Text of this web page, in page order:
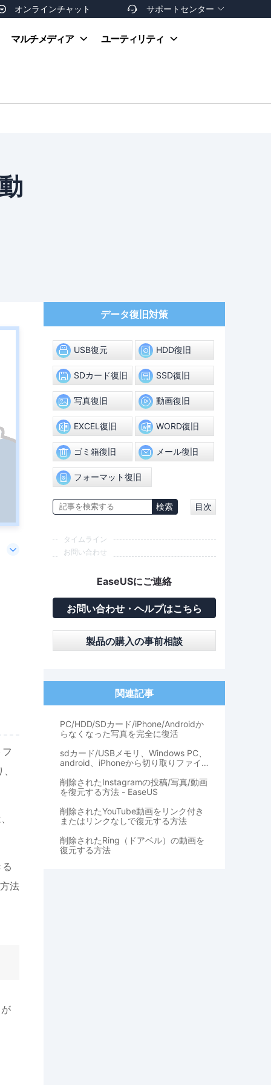
オンラインチャット  サポートセンター 
お支払い方法
マルチメディア ユーティリティ
法
データ復旧対策
USB復元 HDD復旧
SDカード復旧 SSD復旧
写真復旧 動画復旧
EXCEL復旧 WORD復旧
ゴミ箱復旧 メール復旧
フォーマット復旧
目次
タイムライン
お問い合わせ
EaseUSにご連絡
お問い合わせ・ヘルプはこちら
製品の購入の事前相談
関連記事
PC/HDD/SDカード/iPhone/Androidか
らなくなった写真を完全に復活
sdカード/USBメモリ、Windows PC、
android、iPhoneから切り取りファイ
削除されたInstagramの投稿/写真/動画
を復元する方法 - EaseUS
削除されたYouTube動画をリンク付き
またはリンクなしで復元する方法
削除されたRing（ドアベル）の動画を
復元する方法